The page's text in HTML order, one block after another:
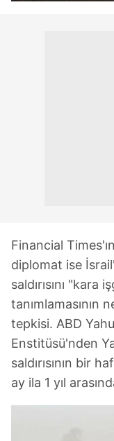
Financial
diplomat ise
saldırısını "kara
tanımlamasının
tepkisi. ABD
Enstitüsü'nden
saldırısının bir
ay ila 1 yıl